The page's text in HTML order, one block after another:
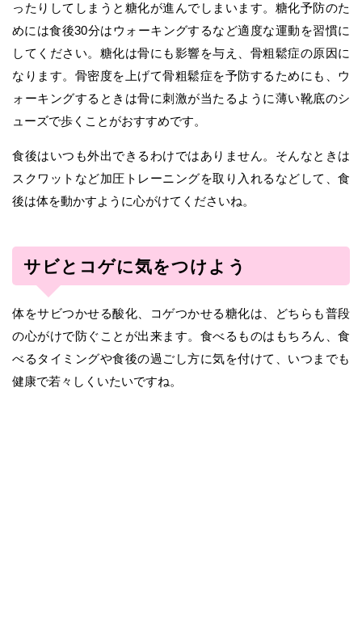
ったりしてしまうと糖化が進んでしまいます。糖化予防のた
めには食後30分はウォーキングするなど適度な運動を習慣に
してください。糖化は骨にも影響を与え、骨粗鬆症の原因に
なります。骨密度を上げて骨粗鬆症を予防するためにも、ウ
ォーキングするときは骨に刺激が当たるように薄い靴底のシ
ューズで歩くことがおすすめです。
食後はいつも外出できるわけではありません。そんなときは
スクワットなど加圧トレーニングを取り入れるなどして、食
後は体を動かすように心がけてくださいね。
サビとコゲに気をつけよう
体をサビつかせる酸化、コゲつかせる糖化は、どちらも普段
の心がけで防ぐことが出来ます。食べるものはもちろん、食
べるタイミングや食後の過ごし方に気を付けて、いつまでも
健康で若々しくいたいですね。